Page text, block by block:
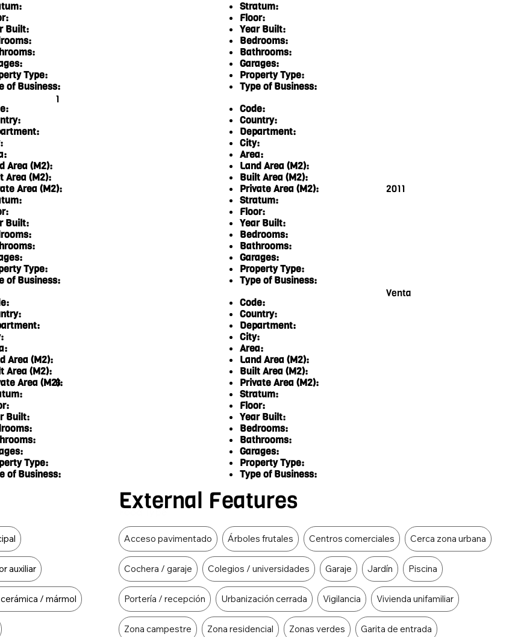
auxiliar
/ mármol
External Features
Food Type
Acceso pavimentado Árboles frutales Centros comerciales Cerca zona urbana
Cochera / garaje Colegios / universidades Garaje Jardín Piscina
Portería / recepción Urbanización cerrada Vigilancia Vivienda unifamiliar
Zona campestre Zona residencial Zonas verdes Garita de entrada
Built:
Type:
of Business:
Area (M2):
Area (M2):
Area (M2):
Built:
Type:
of Business:
1
Area (M2):
Area (M2):
Area (M2):
Built:
Type:
of Business:
6
Stratum:
Floor:
Year Built:
Bedrooms:
Bathrooms:
Garages:
Property Type:
Type of Business:
Code:
Country:
Department:
City:
Area:
Land Area (M2):
Built Area (M2):
Private Area (M2):
Stratum:
Floor:
Year Built:
Bedrooms:
Bathrooms:
Garages:
Property Type:
Type of Business:
2011
Code:
Country:
Department:
City:
Area:
Land Area (M2):
Built Area (M2):
Private Area (M2):
Stratum:
Floor:
Year Built:
Bedrooms:
Bathrooms:
Garages:
Property Type:
Type of Business:
Venta